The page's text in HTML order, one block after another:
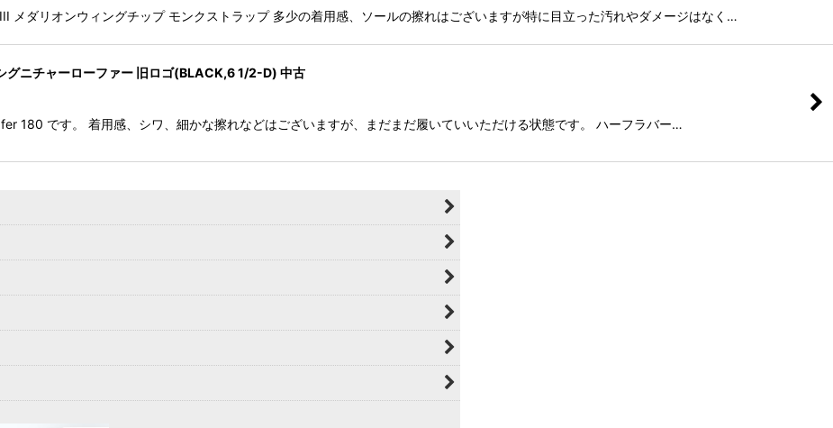
メダリオンウィングチップ モンクストラップ 多少の着用感、ソールの擦れはございますが特に目立った汚れやダメージはなく…
ニチャーローファー 旧ロゴ(BLACK,6 1/2-D) 中古
180 です。 着用感、シワ、細かな擦れなどはございますが、まだまだ履いていいただける状態です。 ハーフラバー…